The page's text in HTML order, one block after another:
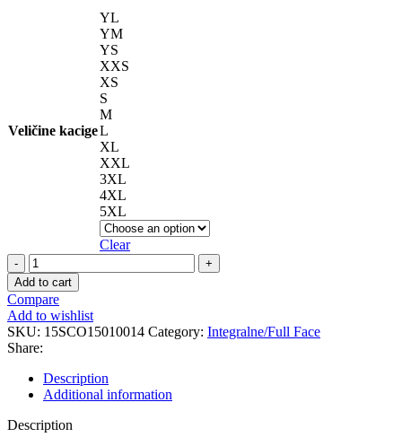
Veličine kacige
YL
YM
YS
XXS
XS
S
M
L
XL
XXL
3XL
4XL
5XL
Clear
EXO-
GT
SP
AIR
SOLID
Black
quantity
Add to cart
Compare
Add to wishlist
SKU: 15SCO15010014 Category: Integralne/Full Face
Share:
Description
Additional information
Description